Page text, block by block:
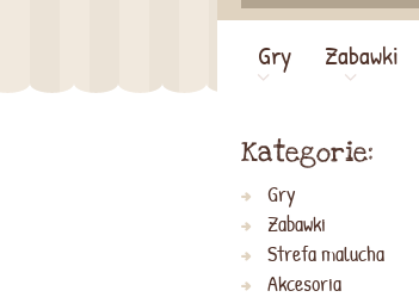
Gry
Zabawki
Kategorie:
Gry
Zabawki
Strefa malucha
Akcesoria